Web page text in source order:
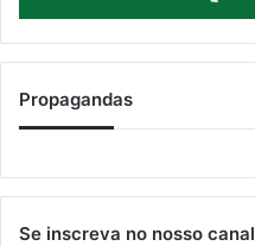
Propagandas
Se inscreva no nosso canal